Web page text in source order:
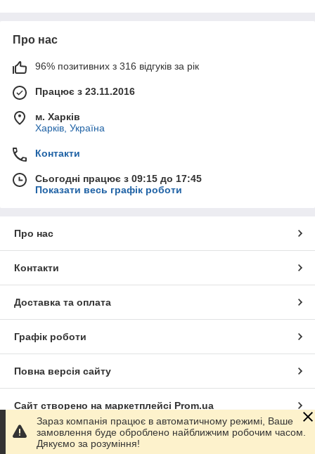
Про нас
96% позитивних з 316 відгуків за рік
Працює з 23.11.2016
м. Харків
Харків, Україна
Контакти
Сьогодні працює з 09:15 до 17:45
Показати весь графік роботи
Про нас
Контакти
Доставка та оплата
Графік роботи
Повна версія сайту
Сайт створено на маркетплейсі Prom.ua
Політика конфіденційності
Зараз компанія працює в автоматичному режимі, Ваше
замовлення буде оброблено найближчим робочим часом.
Дякуємо за розуміння!